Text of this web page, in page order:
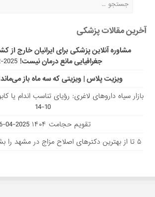
آخرین مقالات پزشکی
مشاوره آنلاین پزشکی برای ایرانیان خارج از
جغرافیایی مانع درمان نیست! 2025-12-04
ویزیت پلاس | ویزیتی که سه ماه باز
بازار سیاه داروهای لاغری: رؤیای تناسب اندام یا
10-14
تقویم حجامت ۱۴۰۴
2025-04-26
۵ تا از بهترین دکتر‌های اصلاح مزاج در مشهد را بشناسید!